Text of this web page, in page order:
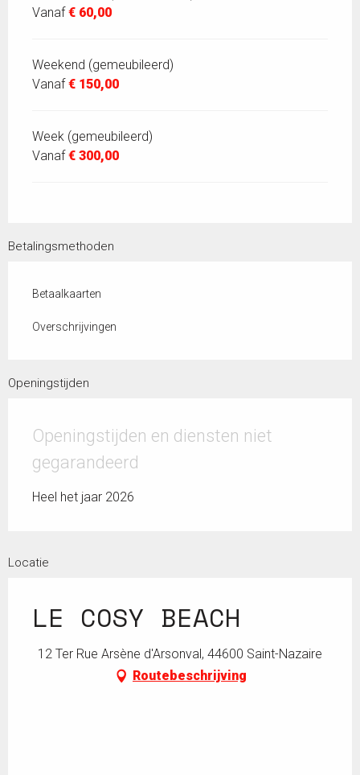
Vanaf€ 60,00
Weekend (gemeubileerd)
Vanaf€ 150,00
Week (gemeubileerd)
Vanaf€ 300,00
Betalingsmethoden
Betaalkaarten
Overschrijvingen
Openingstijden
Openingstijden en diensten niet
gegarandeerd
Heel het jaar 2026
Locatie
LE COSY BEACH
12 Ter Rue Arsène d'Arsonval, 44600 Saint-Nazaire
Routebeschrijving